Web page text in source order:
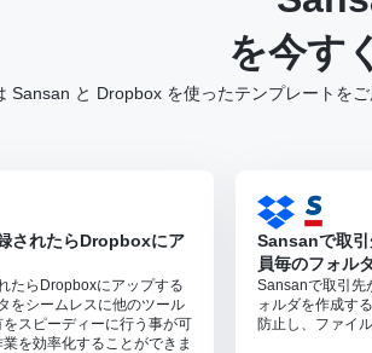
を今す
Sansan と Dropbox を使ったテンプレートを
されたらDropboxにア
たらDropboxにアップする
をシームレスに他のツール
スピーディーに行う事が可
を効率化することができま
Sansanで取
員毎のフォル
Sansanで取引先
ォルダを作成す
防止し、ファイ